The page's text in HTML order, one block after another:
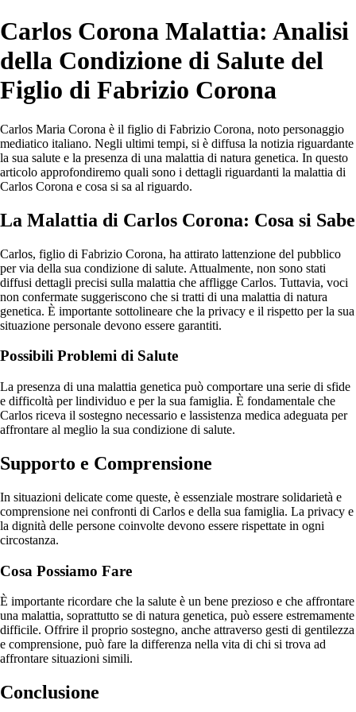
Carlos Corona Malattia: Analisi
della Condizione di Salute del
Figlio di Fabrizio Corona
Carlos Maria Corona è il figlio di Fabrizio Corona, noto personaggio
mediatico italiano. Negli ultimi tempi, si è diffusa la notizia riguardante
la sua salute e la presenza di una malattia di natura genetica. In questo
articolo approfondiremo quali sono i dettagli riguardanti la malattia di
Carlos Corona e cosa si sa al riguardo.
La Malattia di Carlos Corona: Cosa si Sabe
Carlos, figlio di Fabrizio Corona, ha attirato lattenzione del pubblico
per via della sua condizione di salute. Attualmente, non sono stati
diffusi dettagli precisi sulla malattia che affligge Carlos. Tuttavia, voci
non confermate suggeriscono che si tratti di una malattia di natura
genetica. È importante sottolineare che la privacy e il rispetto per la sua
situazione personale devono essere garantiti.
Possibili Problemi di Salute
La presenza di una malattia genetica può comportare una serie di sfide
e difficoltà per lindividuo e per la sua famiglia. È fondamentale che
Carlos riceva il sostegno necessario e lassistenza medica adeguata per
affrontare al meglio la sua condizione di salute.
Supporto e Comprensione
In situazioni delicate come queste, è essenziale mostrare solidarietà e
comprensione nei confronti di Carlos e della sua famiglia. La privacy e
la dignità delle persone coinvolte devono essere rispettate in ogni
circostanza.
Cosa Possiamo Fare
È importante ricordare che la salute è un bene prezioso e che affrontare
una malattia, soprattutto se di natura genetica, può essere estremamente
difficile. Offrire il proprio sostegno, anche attraverso gesti di gentilezza
e comprensione, può fare la differenza nella vita di chi si trova ad
affrontare situazioni simili.
Conclusione